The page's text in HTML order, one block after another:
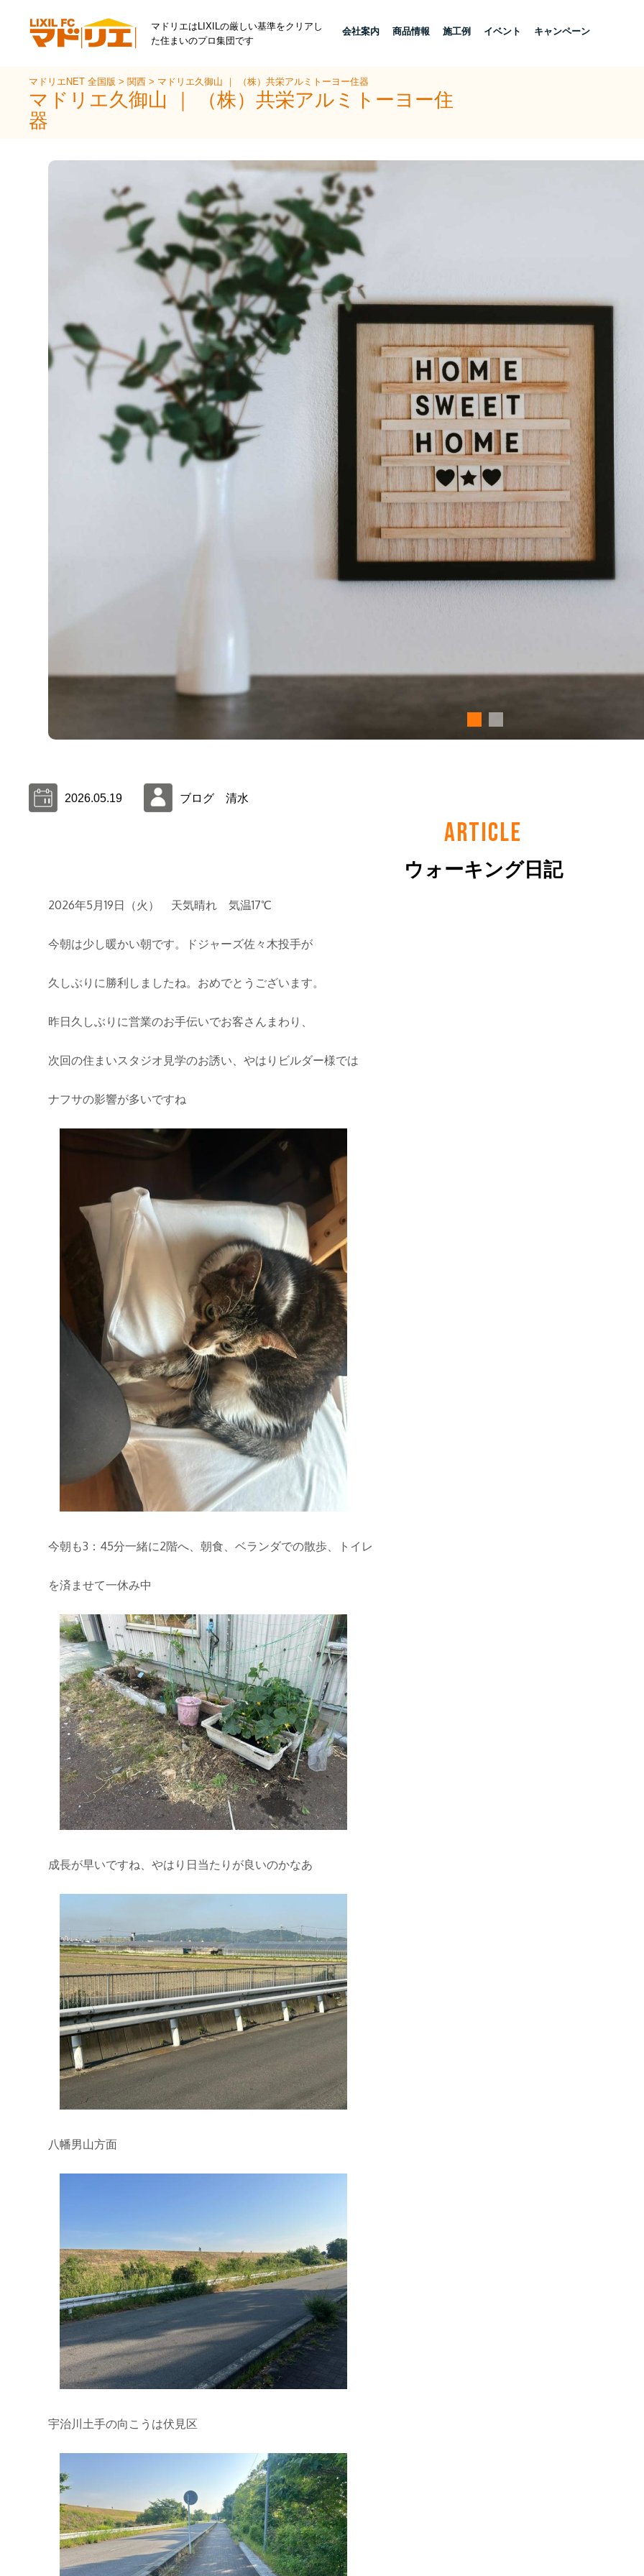
マドリエはLIXILの厳しい基準をクリアし
た住まいのプロ集団です
会社案内 商品情報 施工例 イベント キャンペーン
マドリエNET 全国版> 関西> マドリエ久御山 ｜ （株）共栄アルミトーヨー住器
マドリエ久御山 ｜ （株）共栄アルミトーヨー住
器
2026.05.19 ブログ 清水
ARTICLE
ウォーキング日記